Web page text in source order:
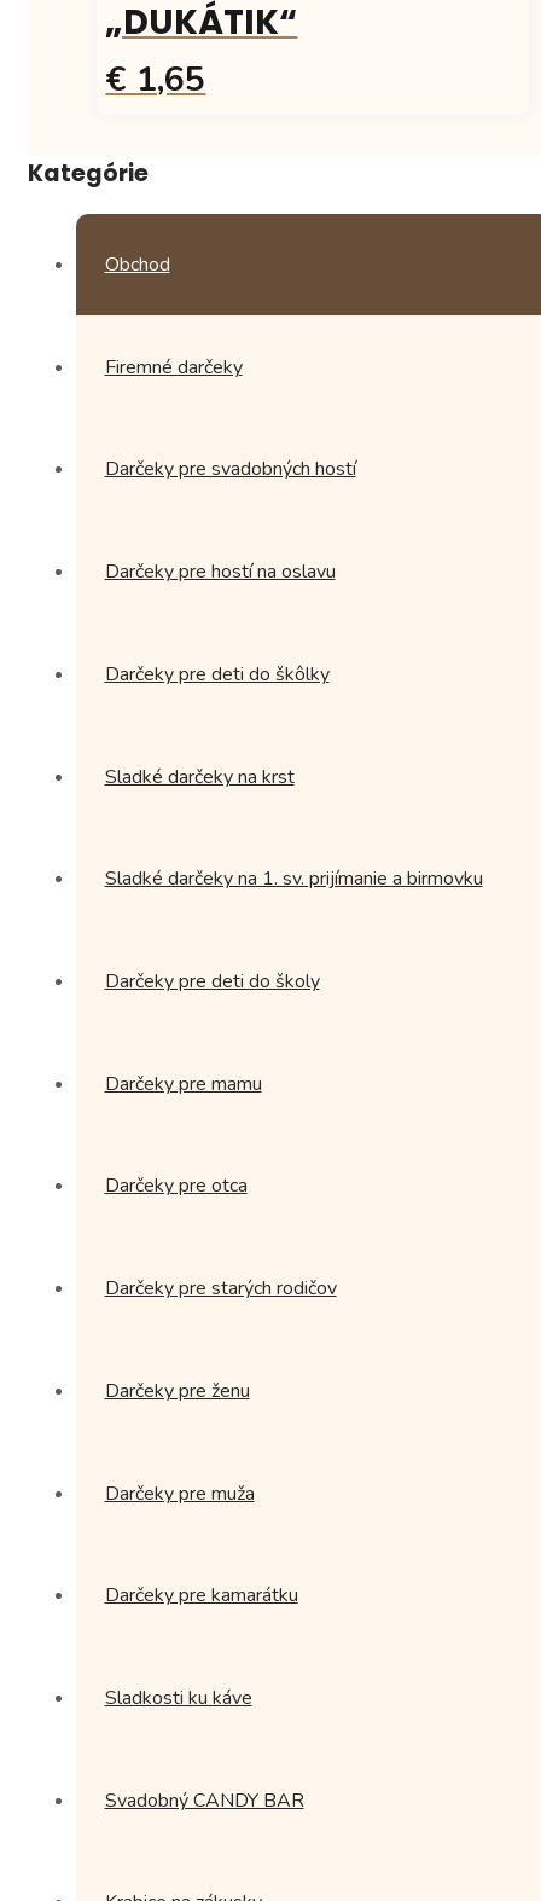
„DUKÁTIK“
€ 1,65
má
Možnosti
môžete
na
Kategórie
Obchod
Firemné darčeky
Darčeky pre svadobných hostí
Darčeky pre hostí na oslavu
Darčeky pre deti do škôlky
Sladké darčeky na krst
Sladké darčeky na 1. sv. prijímanie a birmovku
Darčeky pre deti do školy
Darčeky pre mamu
Darčeky pre otca
Darčeky pre starých rodičov
Darčeky pre ženu
Darčeky pre muža
Darčeky pre kamarátku
Sladkosti ku káve
Svadobný CANDY BAR